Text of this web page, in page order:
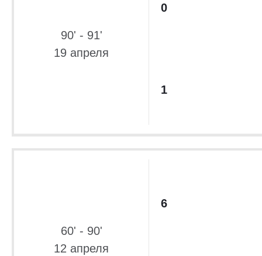
90' - 91'
19 апреля
0
1
60' - 90'
12 апреля
6